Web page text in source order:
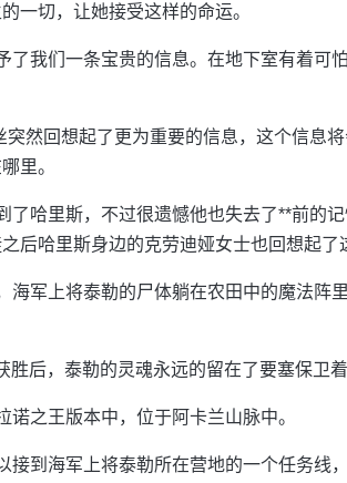
一切，让她接受这样的命运。
我们一条宝贵的信息。在地下室有着可
然回想起了更为重要的信息，这个信息
里。
哈里斯，不过很遗憾他也失去了**前的
后哈里斯身边的克劳迪娅女士也回想起了
军上将泰勒的尸体躺在农田中的魔法阵
后，泰勒的灵魂永远的留在了要塞保卫着
之王版本中，位于阿卡兰山脉中。
接到海军上将泰勒所在营地的一个任务线